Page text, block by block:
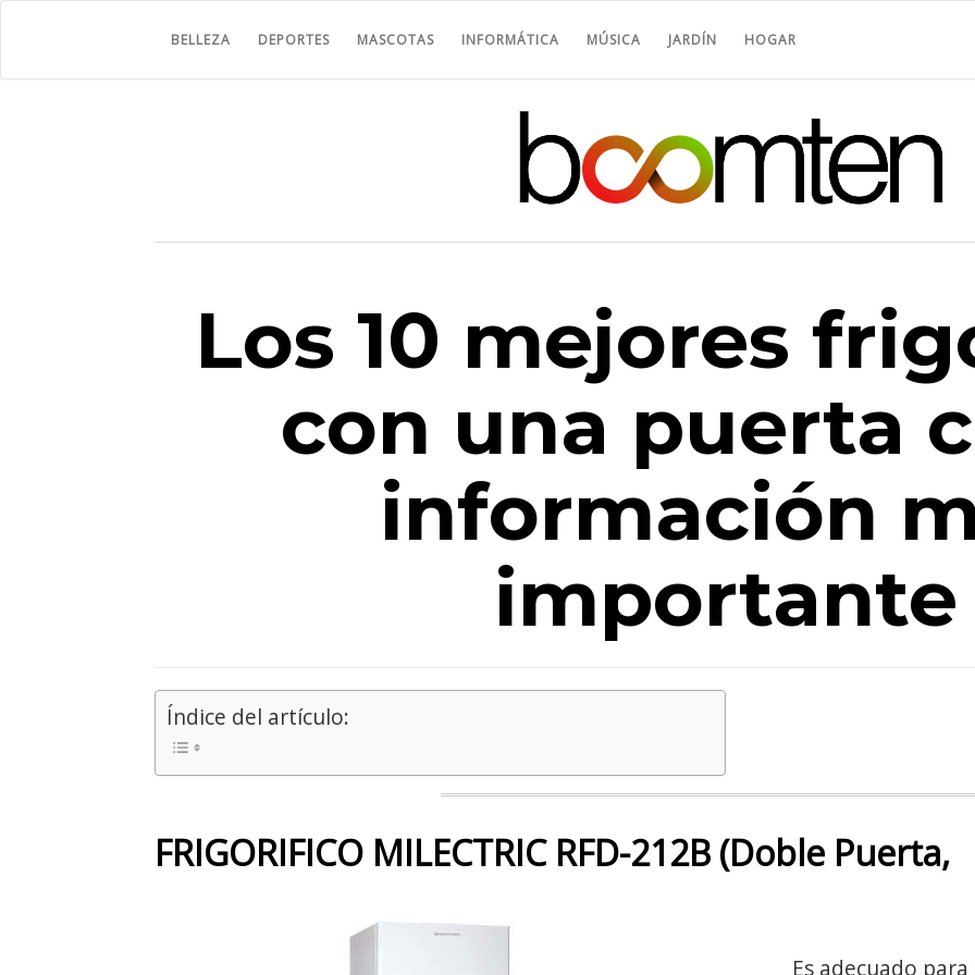
BELLEZA DEPORTES MASCOTAS INFORMÁTICA MÚSICA JARDÍN HOGAR
Los 10 mejores
con una puerta
información
importante
Índice del artículo:
FRIGORIFICO MILECTRIC RFD-212B (Doble Puerta,
Es adecuado para